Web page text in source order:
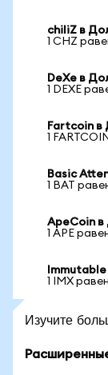
chiliZ в
1 CHZ
DeXe в
1 DEXE
Fartcoin
1
Basic
1 BAT
ApeCoin
1 APE
1 IMX равен
Изучите